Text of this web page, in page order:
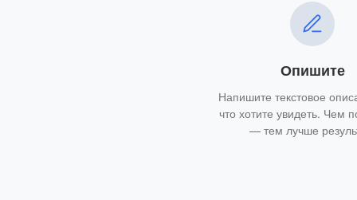
Опишите
Напишите текстовое
что хотите увидеть. Чем
— тем лучше